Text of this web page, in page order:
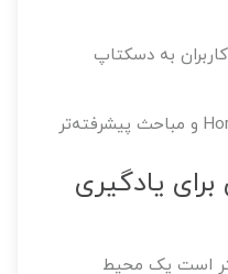
به دسکتاپ
برای یادگیری
است یک محیط